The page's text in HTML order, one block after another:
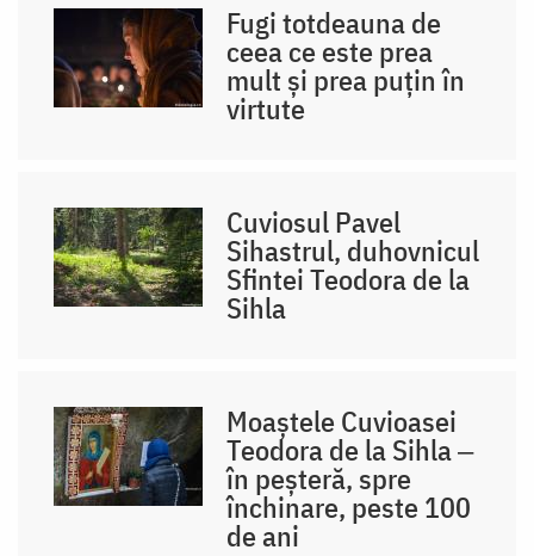
Fugi totdeauna de
ceea ce este prea
mult și prea puțin în
virtute
Cuviosul Pavel
Sihastrul, duhovnicul
Sfintei Teodora de la
Sihla
Moaștele Cuvioasei
Teodora de la Sihla ‒
în peșteră, spre
închinare, peste 100
de ani